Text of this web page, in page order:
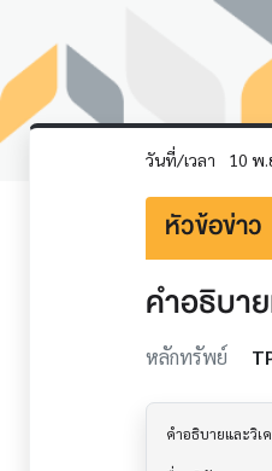
วันที่/เวลา 10 พ.
หัวข้อข่าว
คำอธิบา
หลักทรัพย์
คำอธิบายและวิ